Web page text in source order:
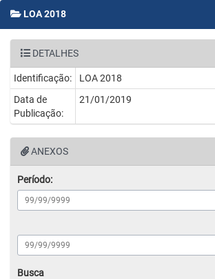
LOA 2018
DETALHES
Identificação:
LOA 2018
Data de
Publicação:
21/01/2019
ANEXOS
Período:
Busca